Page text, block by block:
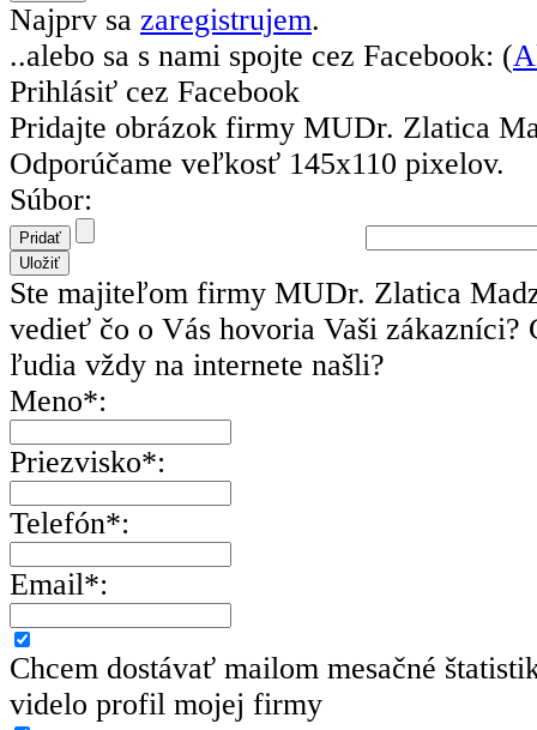
Najprv sa zaregistrujem.
..alebo sa s nami spojte cez Facebook: (
Prihlásiť cez Facebook
Pridajte obrázok firmy MUDr. Zlatica
Odporúčame veľkosť 145x110 pixelov.
Súbor:
Ste majiteľom firmy MUDr. Zlatica
vedieť čo o Vás hovoria Vaši zákazníci?
ľudia vždy na internete našli?
Meno*:
Priezvisko*:
Telefón*:
Email*:
Chcem dostávať mailom mesačné
videlo profil mojej firmy